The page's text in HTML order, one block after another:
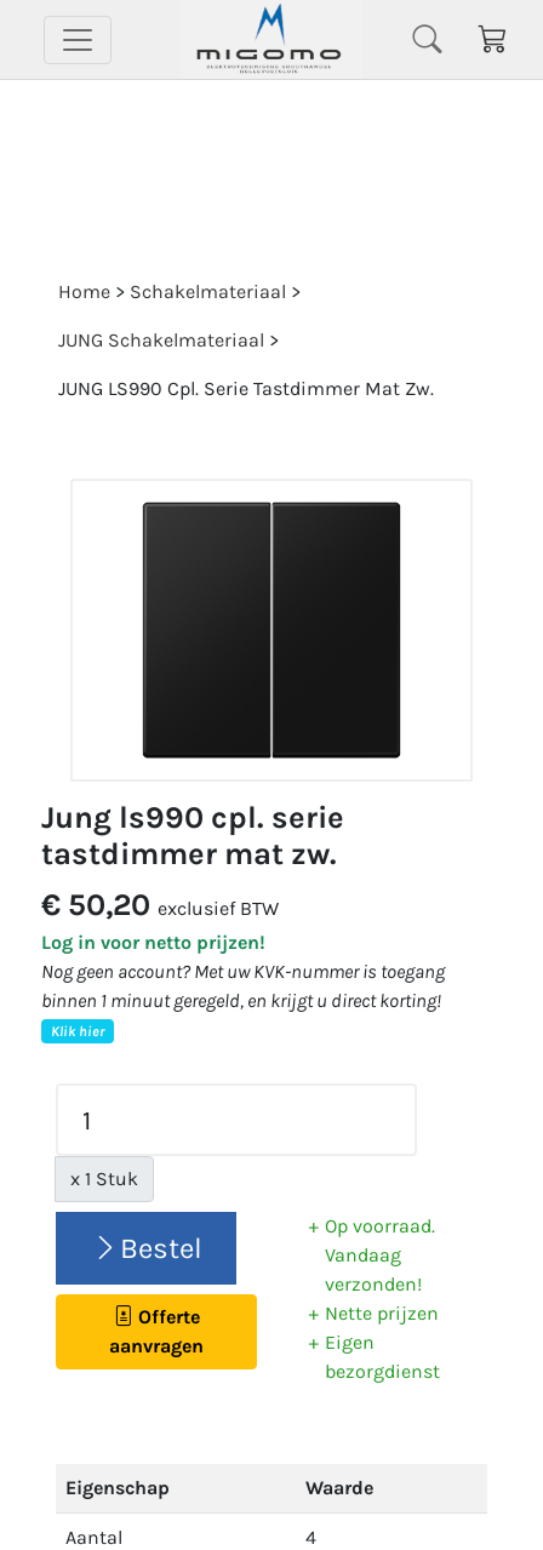
Home > Schakelmateriaal >
JUNG Schakelmateriaal >
JUNG LS990 Cpl. Serie Tastdimmer Mat Zw.
jung ls990 cpl. serie
tastdimmer mat zw.
€ 50,20 exclusief BTW
Log in voor netto prijzen!
Nog geen account? Met uw KVK-nummer is toegang
binnen 1 minuut geregeld, en krijgt u direct korting!
Klik hier
x 1 Stuk
Bestel
Offerte
aanvragen
Op voorraad.
Vandaag
verzonden!
Nette prijzen
Eigen
bezorgdienst
Eigenschap Waarde
Aantal
4